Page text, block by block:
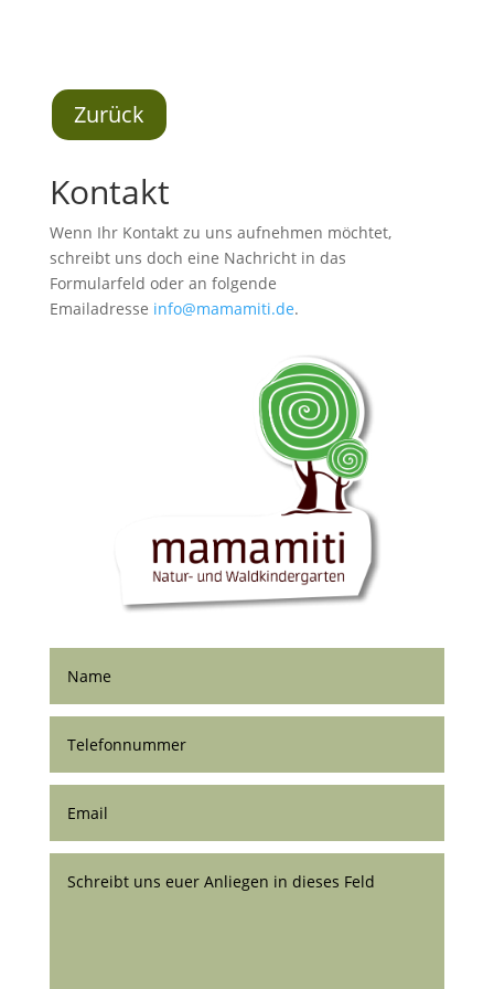
Zurück
Kontakt
Wenn Ihr Kontakt zu uns aufnehmen möchtet,
schreibt uns doch eine Nachricht in das
Formularfeld oder an folgende
Emailadresse info@mamamiti.de.